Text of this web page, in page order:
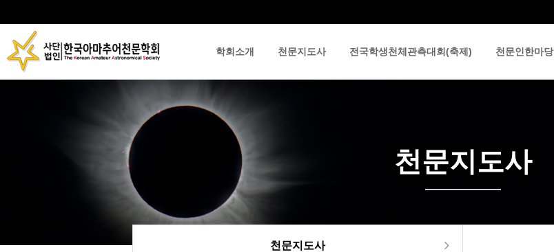
학회소개 천문지도사 전국학생천체관측대회(축제) 천문인한마당
하위분류 하위분류
천문지도사
천문지도사